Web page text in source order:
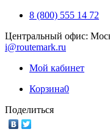
8 (800) 555 14 72
Центральный офис:
i@routemark.ru
Мой кабинет
Корзина0
Поделиться